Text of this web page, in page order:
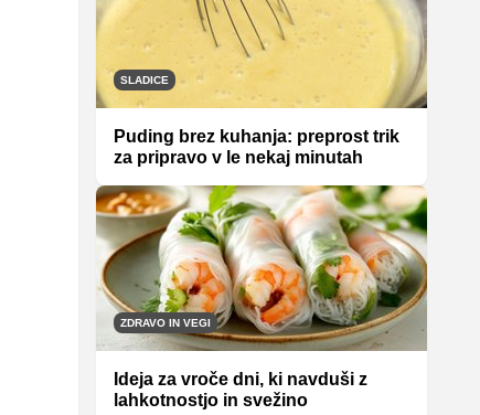
SLADICE
Puding brez kuhanja: preprost trik
za pripravo v le nekaj minutah
ZDRAVO IN VEGI
Ideja za vroče dni, ki navduši z
lahkotnostjo in svežino